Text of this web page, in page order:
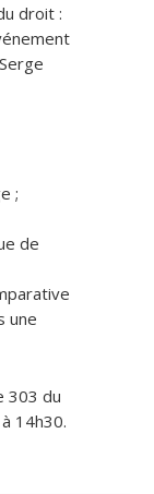
droit :
;
de
une
303 du
14h30.